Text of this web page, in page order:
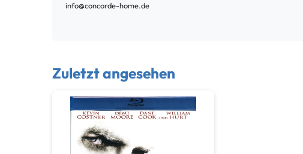
info@concorde-home.de
Zuletzt angesehen